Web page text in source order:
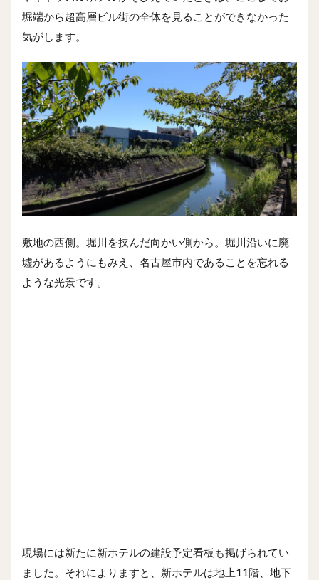
堀端から超高層ビル街の全体を見ることができなかった
気がします。
敷地の西側。堀川を挟んだ向かい側から。堀川沿いに廃
墟があるようにもみえ、名古屋市内であることを忘れる
ような光景です。
現場には新たに新ホテルの建設予定看板も掲げられてい
ました。それによりますと、新ホテルは地上11階、地下